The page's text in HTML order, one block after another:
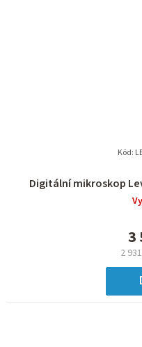
Digitální mikroskop
2
3
Kód: